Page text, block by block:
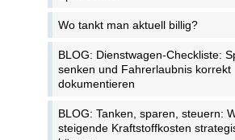
Wo tankt man aktuell billig?
BLOG: Dienstwagen-Checkliste:
senken und Fahrerlaubnis korrekt
dokumentieren
BLOG: Tanken, sparen, steuern:
steigende Kraftstoffkosten